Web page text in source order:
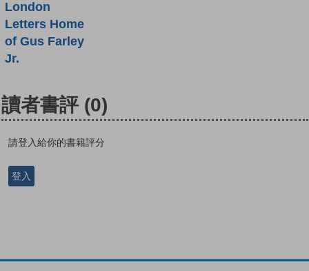
London
Letters Home
of Gus Farley
Jr.
讀者書評 (0)
請登入給你的書籍評分
登入